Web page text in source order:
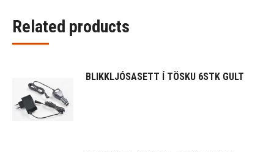
Related products
BLIKKLJÓSASETT Í TÖSKU 6STK GULT